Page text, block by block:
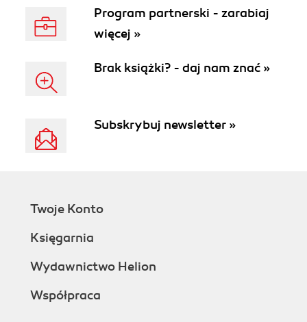
Program partnerski - zarabiaj
więcej »
Brak książki? - daj nam znać »
Subskrybuj newsletter »
Twoje Konto
Księgarnia
Wydawnictwo Helion
Współpraca